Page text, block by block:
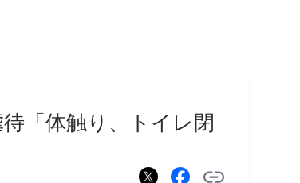
「体触り、トイレ閉